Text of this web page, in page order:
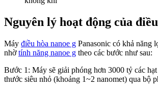
Nguyên lý hoạt động của
Máy điều hòa nanoe g Panasonic có khả năng
nhờtính năng nanoe g theo các bước như sau:
Bước 1: Máy sẽ giải phóng hơn 3000 tỷ các
thước siêu nhỏ (khoảng 1~2 nanomet) qua bộ